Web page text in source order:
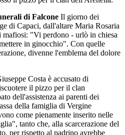
di Falcone Il giorno dei
di Capaci, dall'altare Maria Rosaria
mafiosi: "Vi perdono - urlò in chiesa
in ginocchio". Con quelle
divenne l'emblema del dolore
Costa è accusato di
il pizzo per il clan
dell'assistenza ai parenti dei
della famiglia di Vergine
come pienamente inserito nelle
tanto che, alla scarcerazione del
per rispetto al padrino avrebbe